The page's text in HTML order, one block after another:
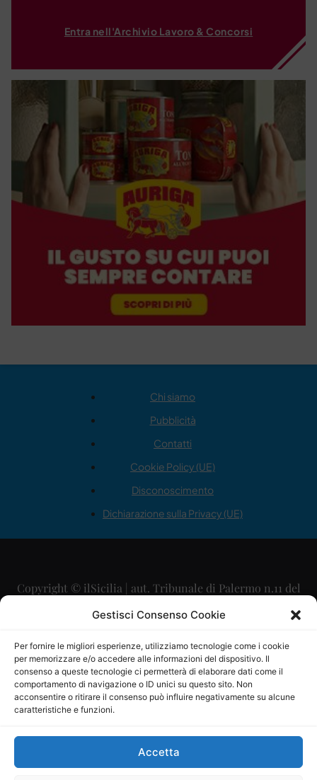
Gestisci Consenso Cookie
Per fornire le migliori esperienze, utilizziamo tecnologie come i cookie
per memorizzare e/o accedere alle informazioni del dispositivo. Il
consenso a queste tecnologie ci permetterà di elaborare dati come il
comportamento di navigazione o ID unici su questo sito. Non
acconsentire o ritirare il consenso può influire negativamente su alcune
caratteristiche e funzioni.
Accetta
Entra nell'Archivio Lavoro & Concorsi
Chi siamo
Pubblicità
Contatti
Cookie Policy (UE)
Disconoscimento
Dichiarazione sulla Privacy (UE)
Copyright © ilSicilia | aut. Tribunale di Palermo n.11 del
29/09/2015
Direttore Editoriale: Maurizio Scaglione
Direttore Responsabile: Maria Calabrese
P.IVA: 06334930820
Mercurio Comunicazione Società Cooperativa a r.l. è